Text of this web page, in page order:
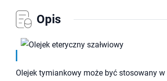
Opis
Olejek tymiankowy może być stosowany